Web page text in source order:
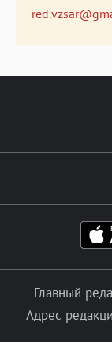
Главный
Адрес